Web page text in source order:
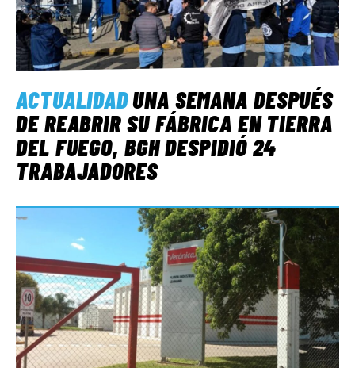
ACTUALIDADUNA SEMANA DESPUÉS
DE REABRIR SU FÁBRICA EN TIERRA
DEL FUEGO, BGH DESPIDIÓ 24
TRABAJADORES